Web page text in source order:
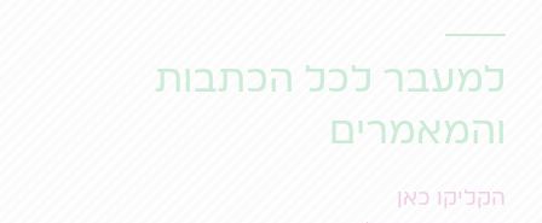
למעבר לכל הכתבות
והמאמרים
הקליקו כאן